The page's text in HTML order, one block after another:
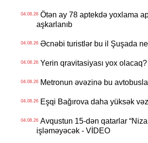
04.08.26Ötən ay 78 aptekdə yoxlama
aşkarlanıb
04.08.26Əcnəbi turistlər bu il Şuşada
04.08.26Yerin qravitasiyası yox
04.08.26Metronun əvəzinə bu
04.08.26Eşqi Bağırova daha yüksək
04.08.26Avqustun 15-dən qatarlar
işləməyəcək - VİDEO